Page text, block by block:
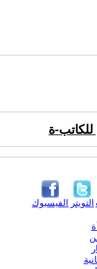
للكاتب-ة
الفيسبوك التويتر